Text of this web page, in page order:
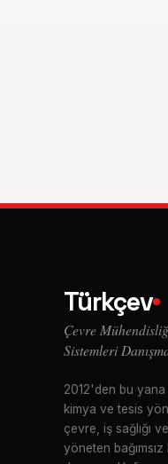
Türkçev
Çevre
Sistemleri
2012'den bu yana
kimya ve tesis
çevre, iş sağlığı
yöneten